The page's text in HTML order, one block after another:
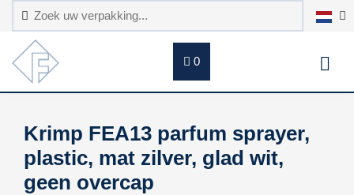
0
Krimp FEA13 parfum sprayer,
plastic, mat zilver, glad wit,
geen overcap